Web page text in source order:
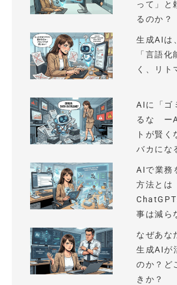
って」と
るのか？
生成AIは
「言語
く、リト
AIに「ゴ
るな ー
トが賢く
バカにな
AIで業務
方法とは
事は減ら
なぜあな
生成AIが
のか？ど
きか？